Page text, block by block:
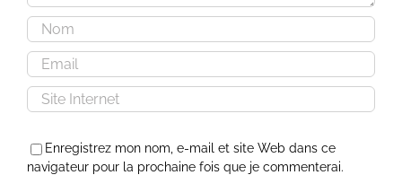
Enregistrez mon nom, e-mail et site Web dans ce
navigateur pour la prochaine fois que je commenterai.